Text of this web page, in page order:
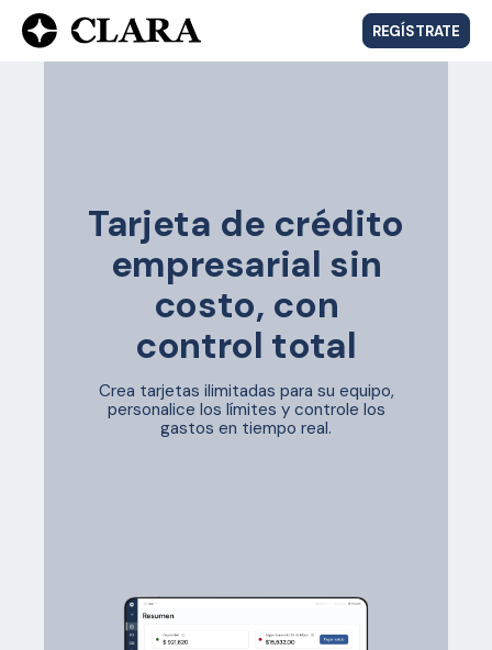
REGÍSTRATE
Tarjeta de crédito
empresarial sin
costo, con
control total
Crea tarjetas ilimitadas para su equipo,
personalice los límites y controle los
gastos en tiempo real.